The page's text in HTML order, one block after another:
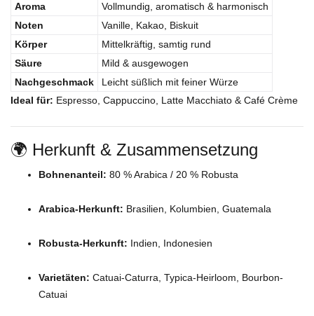
Aroma
Vollmundig, aromatisch & harmonisch
Noten
Vanille, Kakao, Biskuit
Körper
Mittelkräftig, samtig rund
Säure
Mild & ausgewogen
Nachgeschmack
Leicht süßlich mit feiner Würze
Ideal für: Espresso, Cappuccino, Latte Macchiato & Café Crème
🌍 Herkunft & Zusammensetzung
Bohnenanteil: 80 % Arabica / 20 % Robusta
Arabica-Herkunft: Brasilien, Kolumbien, Guatemala
Robusta-Herkunft: Indien, Indonesien
Varietäten: Catuai-Caturra, Typica-Heirloom, Bourbon-
Catuai